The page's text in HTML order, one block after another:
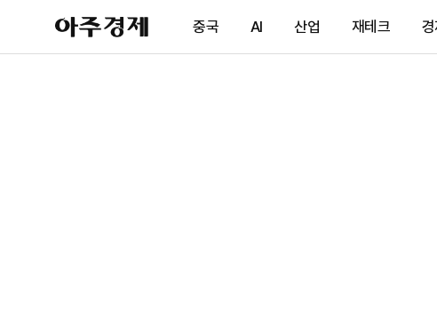
아
주
제
중국 AI 산업 재테크 경